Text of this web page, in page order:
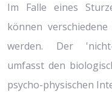
Im Falle eines
können
werden. Der 'nicht-
umfasst den
psycho-physischen